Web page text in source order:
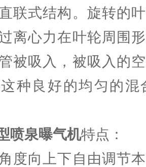
联式结构。旋转的
离心力在叶轮周围
被吸入，被吸入的
种良好的均匀的混
喷泉曝气机特点：
度向上下自由调节